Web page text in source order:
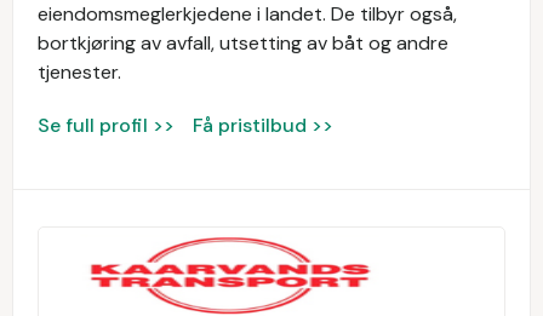
eiendomsmeglerkjedene i landet. De tilbyr også,
bortkjøring av avfall, utsetting av båt og andre
tjenester.
Se full profil >> Få pristilbud >>